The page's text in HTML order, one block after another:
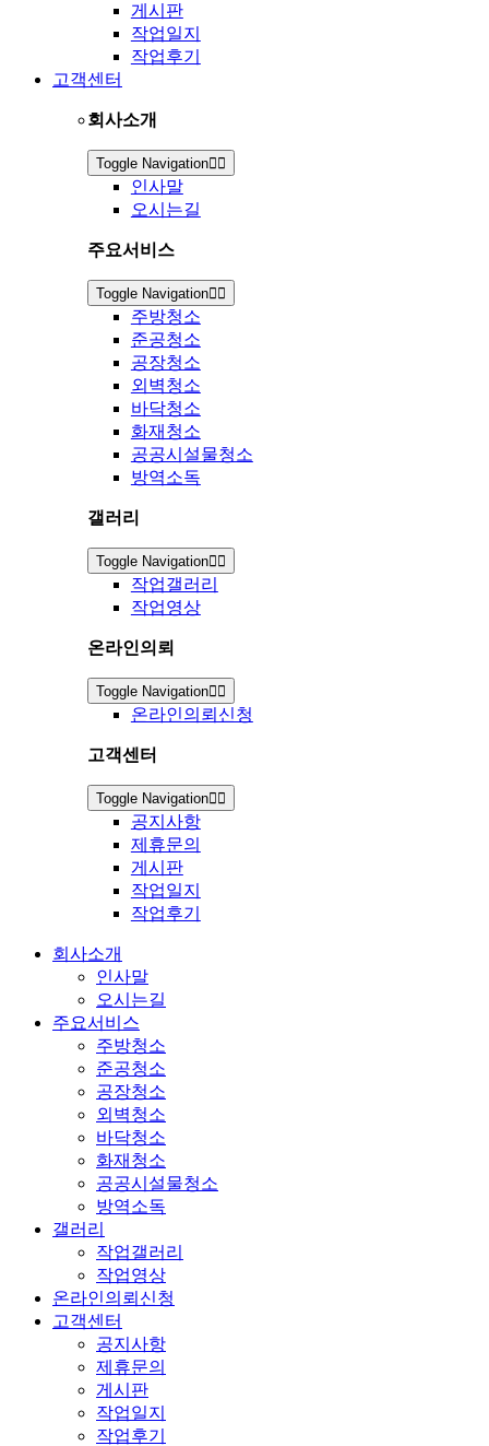
게시판
작업일지
작업후기
고객센터
회사소개
Toggle Navigation
인사말
오시는길
주요서비스
Toggle Navigation
주방청소
준공청소
공장청소
외벽청소
바닥청소
화재청소
공공시설물청소
방역소독
갤러리
Toggle Navigation
작업갤러리
작업영상
온라인의뢰
Toggle Navigation
온라인의뢰신청
고객센터
Toggle Navigation
공지사항
제휴문의
게시판
작업일지
작업후기
회사소개
인사말
오시는길
주요서비스
주방청소
준공청소
공장청소
외벽청소
바닥청소
화재청소
공공시설물청소
방역소독
갤러리
작업갤러리
작업영상
온라인의뢰신청
고객센터
공지사항
제휴문의
게시판
작업일지
작업후기